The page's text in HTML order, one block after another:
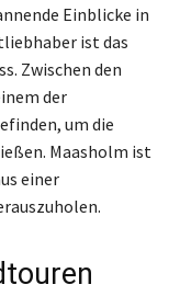
Einblicke in
ist das
Zwischen den
der
um die
Maasholm ist
einer